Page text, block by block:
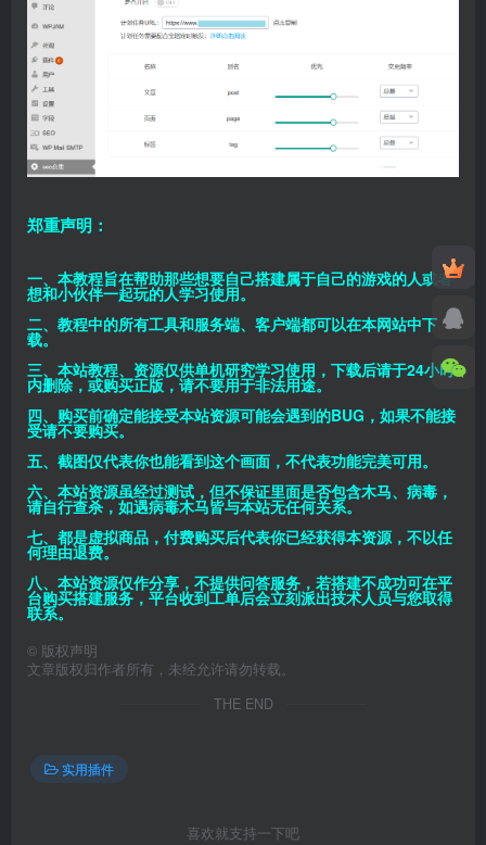
郑重声明：
一、本教程旨在帮助那些想要自己搭建属于自己的游戏的人或者
想和小伙伴一起玩的人学习使用。
二、教程中的所有工具和服务端、客户端都可以在本网站中下
载。
三、本站教程、资源仅供单机研究学习使用，下载后请于24小时
内删除，或购买正版，请不要用于非法用途。
四、购买前确定能接受本站资源可能会遇到的BUG，如果不能接
受请不要购买。
五、截图仅代表你也能看到这个画面，不代表功能完美可用。
六、本站资源虽经过测试，但不保证里面是否包含木马、病毒，
请自行查杀，如遇病毒木马皆与本站无任何关系。
七、都是虚拟商品，付费购买后代表你已经获得本资源，不以任
何理由退费。
八、本站资源仅作分享，不提供问答服务，若搭建不成功可在平
台购买搭建服务，平台收到工单后会立刻派出技术人员与您取得
联系。
© 版权声明
文章版权归作者所有，未经允许请勿转载。
THE END
实用插件
喜欢就支持一下吧